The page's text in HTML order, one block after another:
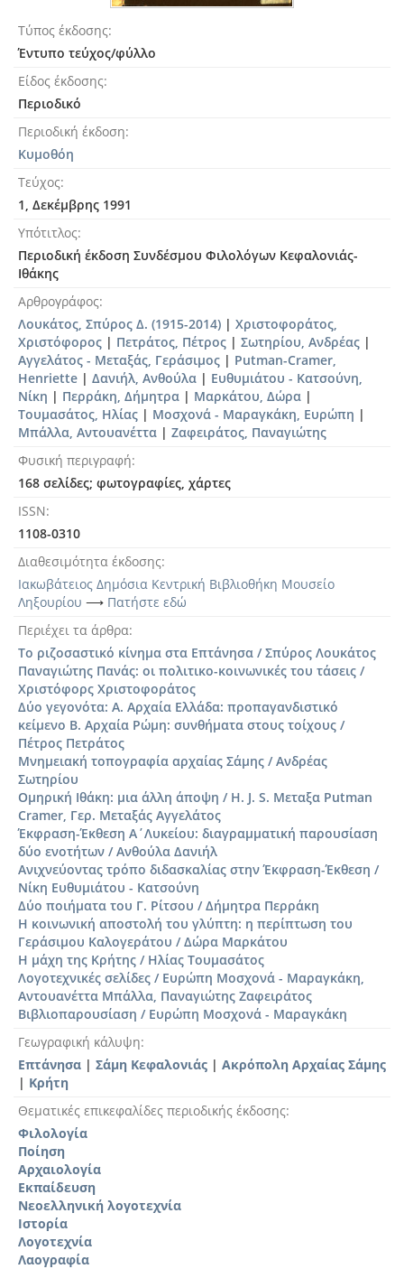
Τύπος έκδοσης
Έντυπο τεύχος/φύλλο
Είδος έκδοσης
Περιοδικό
Περιοδική έκδοση
Κυμοθόη
Τεύχος
1, Δεκέμβρης 1991
Υπότιτλος
Περιοδική έκδοση Συνδέσμου Φιλολόγων Κεφαλονιάς-
Ιθάκης
Αρθρογράφος
Λουκάτος, Σπύρος Δ. (1915-2014) | Χριστοφοράτος,
Χριστόφορος | Πετράτος, Πέτρος | Σωτηρίου, Ανδρέας |
Αγγελάτος - Μεταξάς, Γεράσιμος | Putman-Cramer,
Henriette | Δανιήλ, Ανθούλα | Ευθυμιάτου - Κατσούνη,
Νίκη | Περράκη, Δήμητρα | Μαρκάτου, Δώρα |
Τουμασάτος, Ηλίας | Μοσχονά - Μαραγκάκη, Ευρώπη |
Μπάλλα, Αντουανέττα | Ζαφειράτος, Παναγιώτης
Φυσική περιγραφή
168 σελίδες; φωτογραφίες, χάρτες
ISSN
1108-0310
Διαθεσιμότητα έκδοσης
Ιακωβάτειος Δημόσια Κεντρική Βιβλιοθήκη Μουσείο
Ληξουρίου ⟶ Πατήστε εδώ
Περιέχει τα άρθρα
Το ριζοσαστικό κίνημα στα Επτάνησα / Σπύρος Λουκάτος
Παναγιώτης Πανάς: οι πολιτικο-κοινωνικές του τάσεις /
Χριστόφορς Χριστοφοράτος
Δύο γεγονότα: Α. Αρχαία Ελλάδα: προπαγανδιστικό
κείμενο Β. Αρχαία Ρώμη: συνθήματα στους τοίχους /
Πέτρος Πετράτος
Μνημειακή τοπογραφία αρχαίας Σάμης / Ανδρέας
Σωτηρίου
Ομηρική Ιθάκη: μια άλλη άποψη / H. J. S. Μεταξα Putman
Cramer, Γερ. Μεταξάς Αγγελάτος
Έκφραση-Έκθεση Α΄Λυκείου: διαγραμματική παρουσίαση
δύο ενοτήτων / Ανθούλα Δανιήλ
Ανιχνεύοντας τρόπο διδασκαλίας στην Έκφραση-Έκθεση /
Νίκη Ευθυμιάτου - Κατσούνη
Δύο ποιήματα του Γ. Ρίτσου / Δήμητρα Περράκη
Η κοινωνική αποστολή του γλύπτη: η περίπτωση του
Γεράσιμου Καλογεράτου / Δώρα Μαρκάτου
Η μάχη της Κρήτης / Ηλίας Τουμασάτος
Λογοτεχνικές σελίδες / Ευρώπη Μοσχονά - Μαραγκάκη,
Αντουανέττα Μπάλλα, Παναγιώτης Ζαφειράτος
Βιβλιοπαρουσίαση / Ευρώπη Μοσχονά - Μαραγκάκη
Γεωγραφική κάλυψη
Επτάνησα | Σάμη Κεφαλονιάς | Ακρόπολη Αρχαίας Σάμης
| Κρήτη
Θεματικές επικεφαλίδες περιοδικής έκδοσης
Φιλολογία
Ποίηση
Αρχαιολογία
Εκπαίδευση
Νεοελληνική λογοτεχνία
Ιστορία
Λογοτεχνία
Λαογραφία